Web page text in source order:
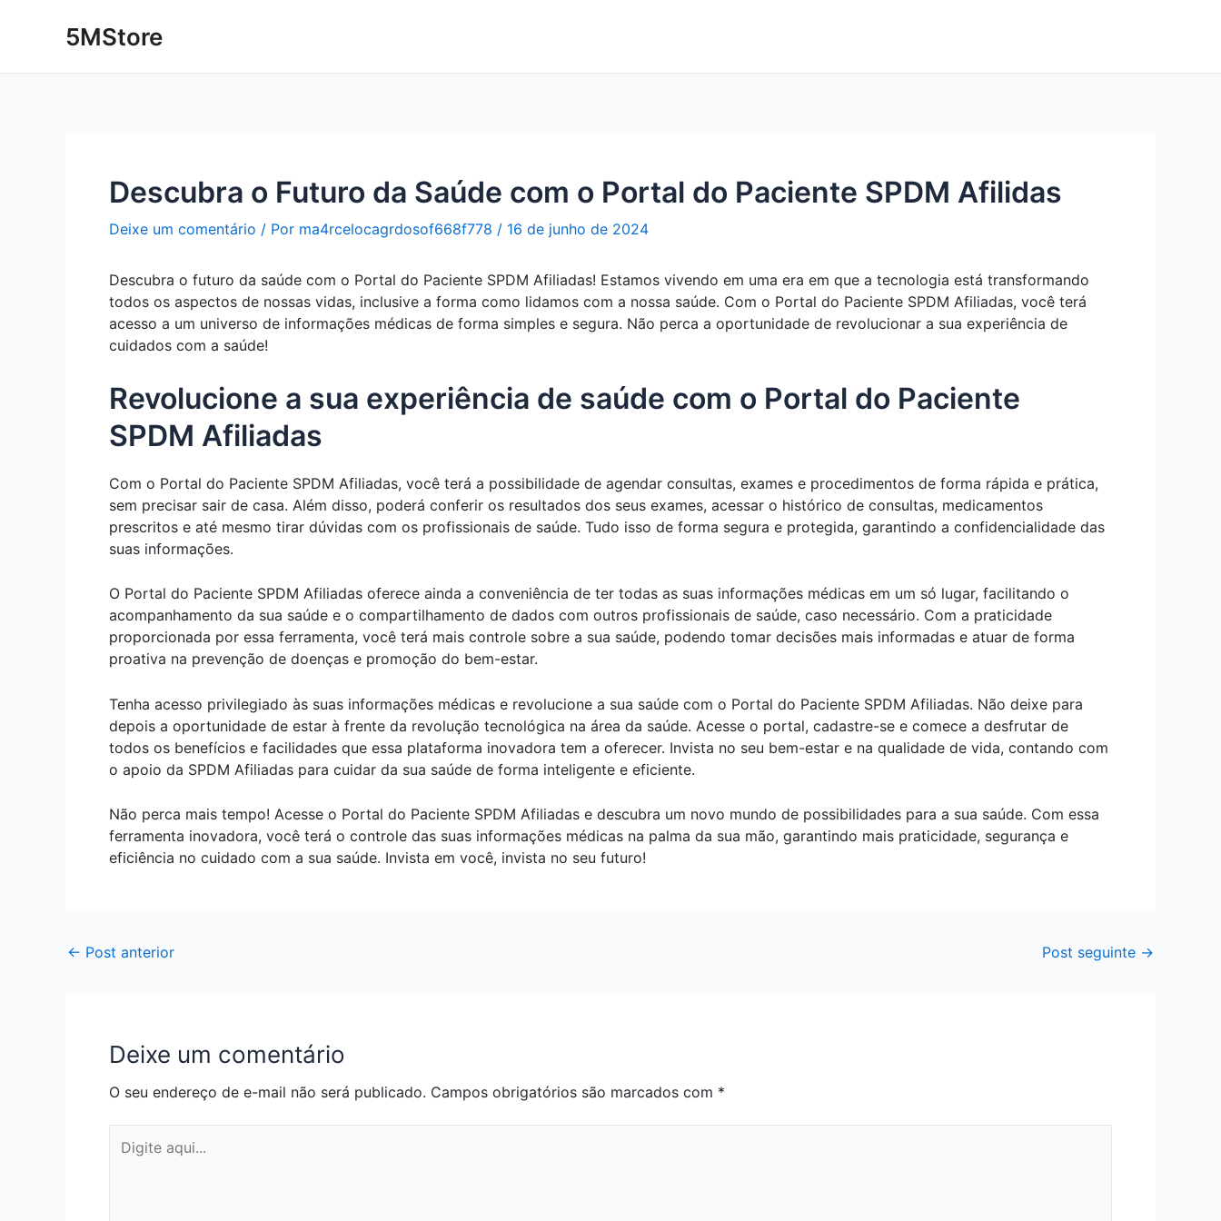
5MStore
Descubra o Futuro da Saúde com o Portal do Paciente SPDM Afilidas
Deixe um comentário / Por ma4rcelocagrdosof668f778 / 16 de junho de 2024
Descubra o futuro da saúde com o Portal do Paciente SPDM Afiliadas! Estamos vivendo em uma era em que a tecnologia está transformando
todos os aspectos de nossas vidas, inclusive a forma como lidamos com a nossa saúde. Com o Portal do Paciente SPDM Afiliadas, você terá
acesso a um universo de informações médicas de forma simples e segura. Não perca a oportunidade de revolucionar a sua experiência de
cuidados com a saúde!
Revolucione a sua experiência de saúde com o Portal do Paciente
SPDM Afiliadas
Com o Portal do Paciente SPDM Afiliadas, você terá a possibilidade de agendar consultas, exames e procedimentos de forma rápida e prática,
sem precisar sair de casa. Além disso, poderá conferir os resultados dos seus exames, acessar o histórico de consultas, medicamentos
prescritos e até mesmo tirar dúvidas com os profissionais de saúde. Tudo isso de forma segura e protegida, garantindo a confidencialidade das
suas informações.
O Portal do Paciente SPDM Afiliadas oferece ainda a conveniência de ter todas as suas informações médicas em um só lugar, facilitando o
acompanhamento da sua saúde e o compartilhamento de dados com outros profissionais de saúde, caso necessário. Com a praticidade
proporcionada por essa ferramenta, você terá mais controle sobre a sua saúde, podendo tomar decisões mais informadas e atuar de forma
proativa na prevenção de doenças e promoção do bem-estar.
Tenha acesso privilegiado às suas informações médicas e revolucione a sua saúde com o Portal do Paciente SPDM Afiliadas. Não deixe para
depois a oportunidade de estar à frente da revolução tecnológica na área da saúde. Acesse o portal, cadastre-se e comece a desfrutar de
todos os benefícios e facilidades que essa plataforma inovadora tem a oferecer. Invista no seu bem-estar e na qualidade de vida, contando com
o apoio da SPDM Afiliadas para cuidar da sua saúde de forma inteligente e eficiente.
Não perca mais tempo! Acesse o Portal do Paciente SPDM Afiliadas e descubra um novo mundo de possibilidades para a sua saúde. Com essa
ferramenta inovadora, você terá o controle das suas informações médicas na palma da sua mão, garantindo mais praticidade, segurança e
eficiência no cuidado com a sua saúde. Invista em você, invista no seu futuro!
navigation
← Post anterior Post seguinte →
Deixe um comentário
O seu endereço de e-mail não será publicado. Campos obrigatórios são marcados com *
aqui...